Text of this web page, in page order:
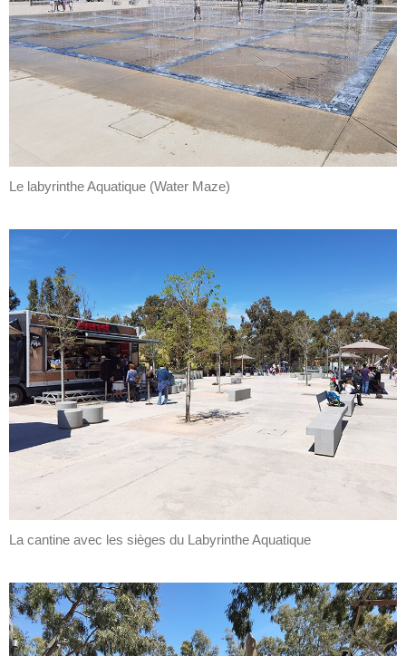
Le labyrinthe Aquatique (Water Maze)
La cantine avec les sièges du Labyrinthe Aquatique